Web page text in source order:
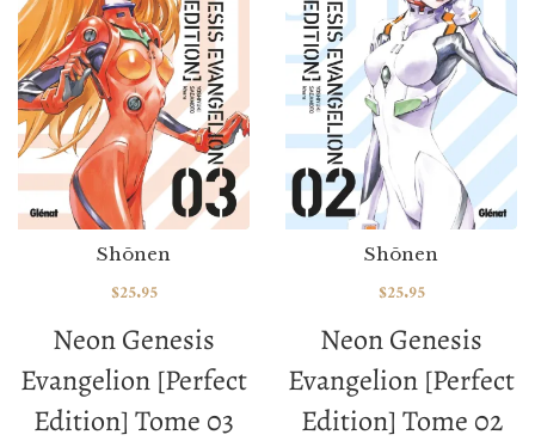
Neon Genesis
Evangelion [Perfect
Edition] Tome 03
Shōnen
$25.95
Neon Genesis
Evangelion [Perfect
Edition] Tome 02
Shōnen
$25.95